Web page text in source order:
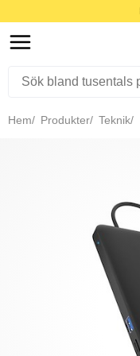
Hem Produkter Teknik